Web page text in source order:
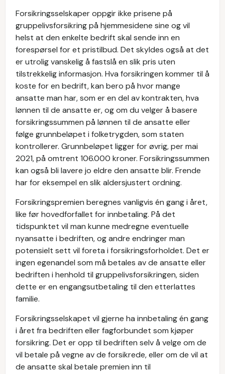
Forsikringsselskaper oppgir ikke prisene på
gruppelivsforsikring på hjemmesidene sine og vil
helst at den enkelte bedrift skal sende inn en
forespørsel for et pristilbud. Det skyldes også at det
er utrolig vanskelig å fastslå en slik pris uten
tilstrekkelig informasjon. Hva forsikringen kommer til å
koste for en bedrift, kan bero på hvor mange
ansatte man har, som er en del av kontrakten, hva
lønnen til de ansatte er, og om du velger å basere
forsikringssummen på lønnen til de ansatte eller
følge grunnbeløpet i folketrygden, som staten
kontrollerer. Grunnbeløpet ligger for øvrig, per mai
2021, på omtrent 106.000 kroner. Forsikringssummen
kan også bli lavere jo eldre den ansatte blir. Frende
har for eksempel en slik aldersjustert ordning.
Forsikringspremien beregnes vanligvis én gang i året,
like før hovedforfallet for innbetaling. På det
tidspunktet vil man kunne medregne eventuelle
nyansatte i bedriften, og andre endringer man
potensielt sett vil foreta i forsikringsforholdet. Det er
ingen egenandel som må betales av de ansatte eller
bedriften i henhold til gruppelivsforsikringen, siden
dette er en engangsutbetaling til den etterlattes
familie.
Forsikringsselskapet vil gjerne ha innbetaling én gang
i året fra bedriften eller fagforbundet som kjøper
forsikring. Det er opp til bedriften selv å velge om de
vil betale på vegne av de forsikrede, eller om de vil at
de ansatte skal betale premien inn til